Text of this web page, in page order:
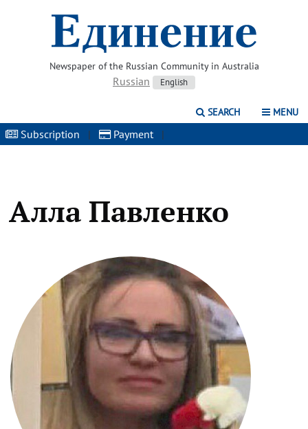
Newspaper of the Russian Community in Australia
Russian English
SEARCH MENU
Subscription | Payment |
Алла Павленко